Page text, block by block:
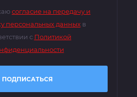
согласие на передачу и
персональных данныхв
с Политикой
ПОДПИСАТЬСЯ